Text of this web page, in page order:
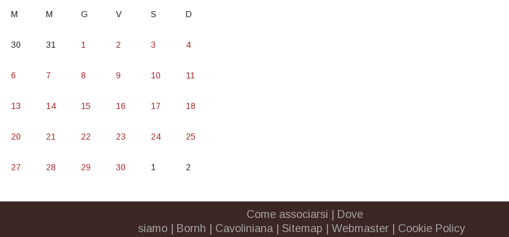
M M G V S D
30 31 1 2 3 4
6 7 8 9 10 11
13 14 15 16 17 18
20 21 22 23 24 25
27 28 29 30 1 2
Come associarsi
Dove
siamo
Bornh Cavoliniana| Sitemap Webmaster Cookie Policy